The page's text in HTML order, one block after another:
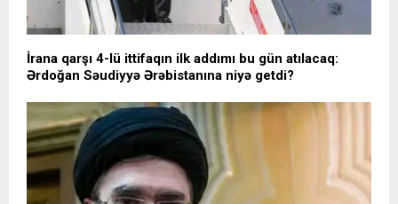
İrana qarşı 4-lü ittifaqın ilk addımı bu gün atılacaq:
Ərdoğan Səudiyyə Ərəbistanına niyə getdi?